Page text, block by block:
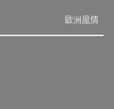
歐洲風情